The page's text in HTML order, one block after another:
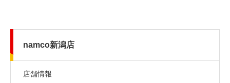
namco新潟店
店舗情報